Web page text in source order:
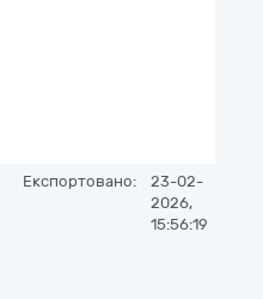
Експортовано:
23-02-
2026,
15:56:19